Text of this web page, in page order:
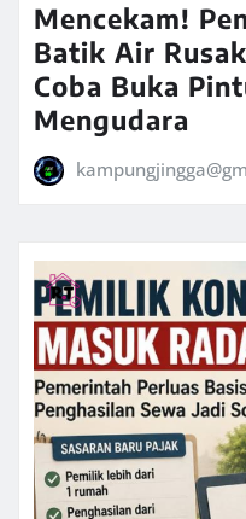
Mencekam!
Batik Air
Coba Buka
Mengudara